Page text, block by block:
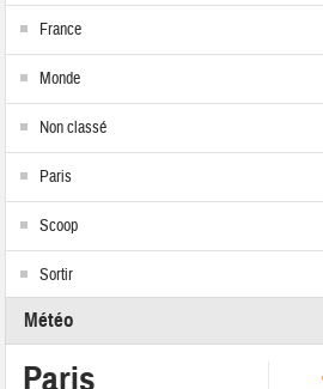
France
Monde
Non classé
Paris
Scoop
Sortir
Météo
Paris